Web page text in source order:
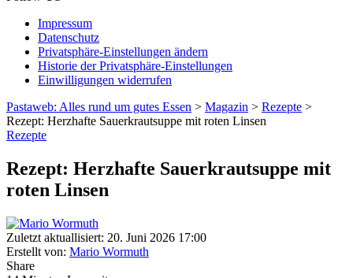
Impressum
Datenschutz
Privatsphäre-Einstellungen ändern
Historie der Privatsphäre-Einstellungen
Einwilligungen widerrufen
Pastaweb: Alles rund um gutes Essen > Magazin > Rezepte >
Rezept: Herzhafte Sauerkrautsuppe mit roten Linsen
Rezepte
Rezept: Herzhafte Sauerkrautsuppe mit
roten Linsen
Zuletzt aktuallisiert: 20. Juni 2026 17:00
Erstellt von: Mario Wormuth
Share